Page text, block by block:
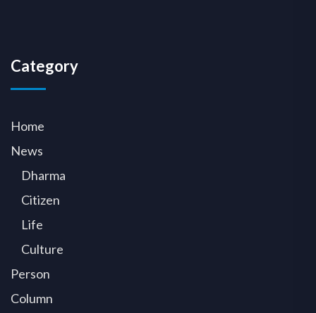
Category
Home
News
Dharma
Citizen
Life
Culture
Person
Column